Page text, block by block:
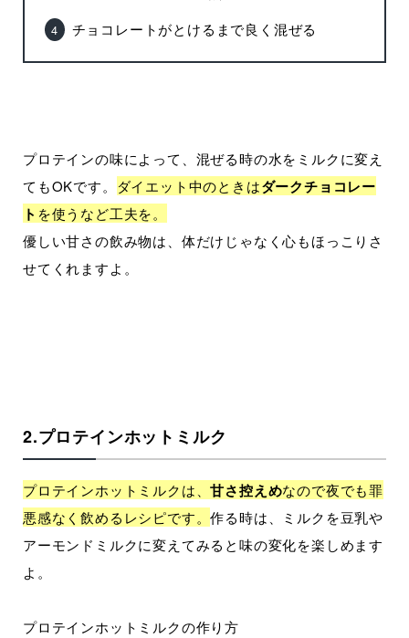
チョコレートがとけるまで良く混ぜる
プロテインの味によって、混ぜる時の水をミルクに変え
てもOKです。
ダイエット中のときはダークチョコレー
ト を使うなど工夫を。
優しい甘さの飲み物は、体だけじゃなく心もほっこりさ
せてくれますよ。
2.プロテインホットミルク
プロテインホットミルクは、甘さ控えめなので夜でも罪
悪感なく飲めるレシピです。作る時は、ミルクを豆乳や
アーモンドミルクに変えてみると味の変化を楽しめます
よ。
プロテインホットミルクの作り方